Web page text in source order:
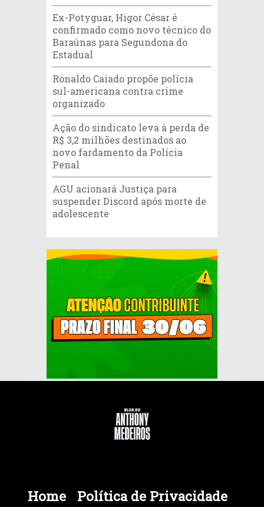
Ex-Potyguar, Higor César é
confirmado como novo técnico do
Baraúnas para Segundona do
Estadual
Ronaldo Caiado propõe polícia
sul-americana contra crime
organizado
Ação do sindicato leva à perda de
R$ 3,2 milhões destinados ao
novo fardamento da Polícia
Penal
AGU acionará Justiça para
suspender Discord após morte de
adolescente
Home
Política de Privacidade